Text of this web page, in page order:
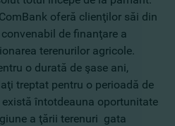
oferă clienţilor săi din
de finanţare a
terenurilor agricole.
o durată de şase ani,
treptat pentru o perioadă de
întotdeauna oportunitate
a ţării terenuri gata